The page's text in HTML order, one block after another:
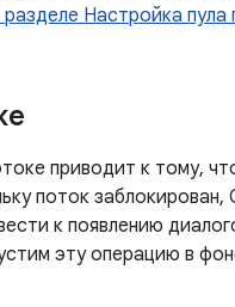
разделе Настройка пула
приводит к тому,
поток
к появлению
эту операцию в